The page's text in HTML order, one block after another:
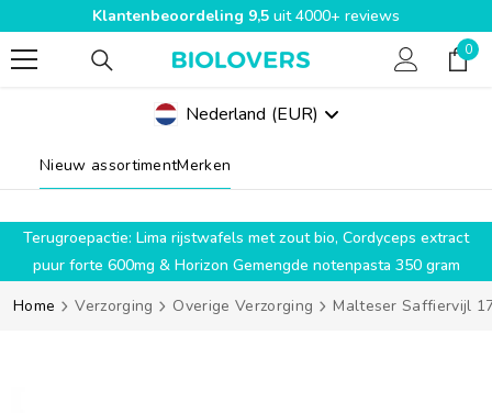
SPRING NAAR INHOUD
Klantenbeoordeling 9,5 uit 4000+ reviews
0
0
Geolocation Button Mobile: Nederland, EUR
Nederland (EUR)
Nieuw assortimentMerken
Terugroepactie: Lima rijstwafels met zout bio, Cordyceps extract
puur forte 600mg & Horizon Gemengde notenpasta 350 gram
Home
Verzorging Overige Verzorging Malteser Saffiervijl